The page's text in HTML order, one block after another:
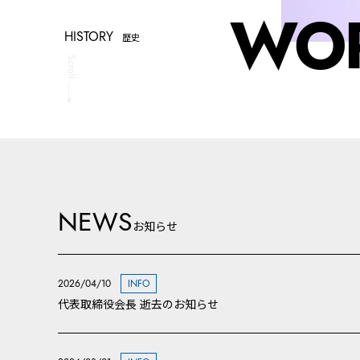
HISTORY 歴史
NEWS お知らせ
2026/04/10 INFO
代表取締役会長 逝去のお知らせ